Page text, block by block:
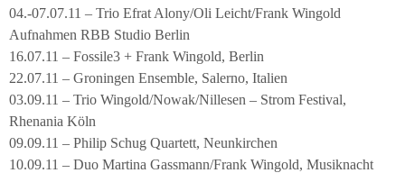
04.-07.07.11 – Trio Efrat Alony/Oli Leicht/Frank Wingold
Aufnahmen RBB Studio Berlin
16.07.11 – Fossile3 + Frank Wingold, Berlin
22.07.11 – Groningen Ensemble, Salerno, Italien
03.09.11 – Trio Wingold/Nowak/Nillesen – Strom Festival,
Rhenania Köln
09.09.11 – Philip Schug Quartett, Neunkirchen
10.09.11 – Duo Martina Gassmann/Frank Wingold, Musiknacht